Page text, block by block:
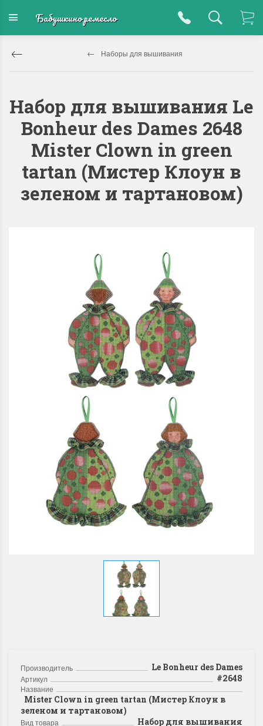
Бабушкино ремесло
Наборы для вышивания
Набор для вышивания Le
Bonheur des Dames 2648
Mister Clown in green
tartan (Мистер Клоун в
зеленом и тартановом)
Производитель Le Bonheur des Dames
Артикул #2648
Название
Mister Clown in green tartan (Мистер Клоун в
зеленом и тартановом)
Вид товара Набор для вышивания